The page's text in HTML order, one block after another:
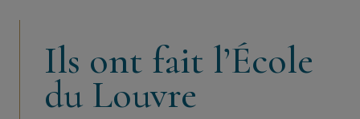
Ils ont fait l’École
du Louvre